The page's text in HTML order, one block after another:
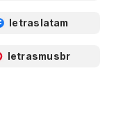
letraslatam
letrasmusbr